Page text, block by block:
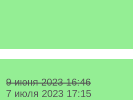
9 июня 2023 16:46
7 июля 2023 17:15